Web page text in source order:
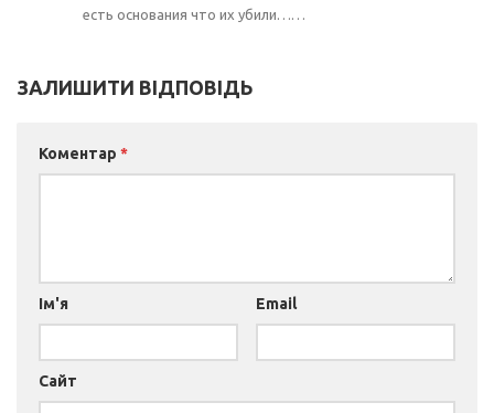
есть основания что их убили……
ЗАЛИШИТИ ВІДПОВІДЬ
Коментар *
Ім'я Email
Сайт